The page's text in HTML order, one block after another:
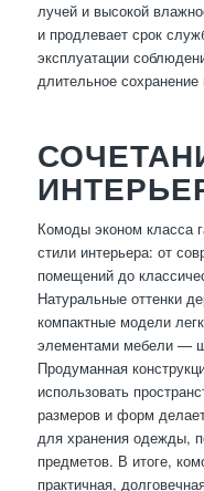
лучей и высокой
и продлевает срок
эксплуатации
длительное
Комоды эконом класса
стили интерьера: от
помещений до
Натуральные оттенки
компактные модели
элементами мебели —
Продуманная
использовать
размеров и форм
для хранения одежды,
предметов. В итоге,
практичная,